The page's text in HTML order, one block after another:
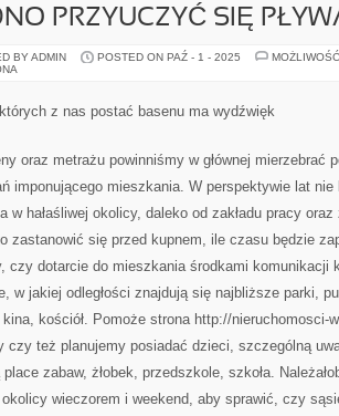
PRZYUCZYĆ SIĘ
BY ADMIN POSTED ON PAŹ - 1 - 2025
z nas postać basenu ma wydźwięk
oraz metrażu powinniśmy w głównej mierzebrać
imponującego mieszkania. W perspektywie lat nie
w hałaśliwej okolicy, daleko od zakładu pracy
zastanowić się przed kupnem, ile czasu będzie
czy dotarcie do mieszkania środkami komunikacji
w jakiej odległości znajdują się najbliższe parki,
kina, kościół. Pomoże strona http://nieruchomosci-
czy też planujemy posiadać dzieci, szczególną
zabaw, żłobek, przedszkole, szkoła.
wieczorem i weekend, aby sprawić, czy